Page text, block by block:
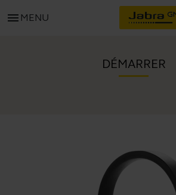
menu MENU
DÉMARRER